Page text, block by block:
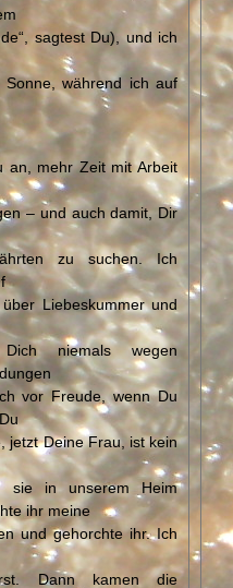
sagtest Du), und ich
während ich auf
an, mehr Zeit mit Arbeit
– und auch damit, Dir
zu suchen. Ich
Liebeskummer und
niemals wegen
vor Freude, wenn Du
jetzt Deine Frau, ist kein
sie in unserem Heim
ihr meine
und gehorchte ihr. Ich
Dann kamen die